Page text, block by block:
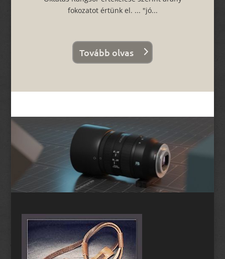
fokozatot értünk el. ... "jó...
Tovább olvas